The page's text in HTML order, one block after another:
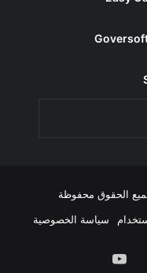
الحقوق محفوظة
سياسة الخصوصية
‫YouTube